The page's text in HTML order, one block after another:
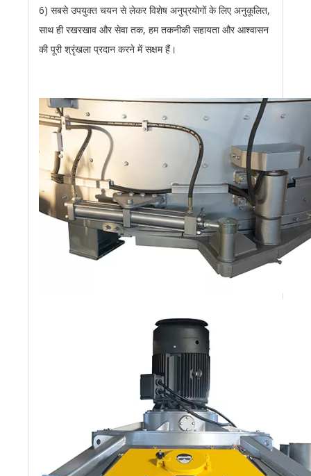
6) सबसे उपयुक्त चयन से लेकर विशेष अनुप्रयोगों के लिए अनुकूलित,
साथ ही रखरखाव और सेवा तक, हम तकनीकी सहायता और आश्वासन
की पूरी श्रृंखला प्रदान करने में सक्षम हैं।